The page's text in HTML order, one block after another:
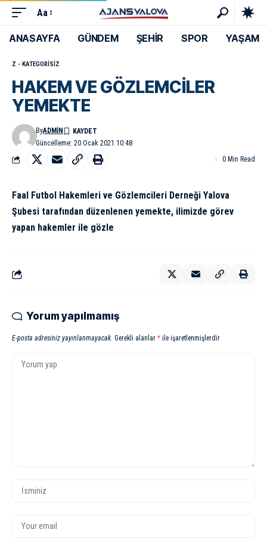
Aa
ANASAYFA GÜNDEM ŞEHİR SPOR YAŞAM
Z - KATEGORISIZ
HAKEM VE GÖZLEMCİLER
YEMEKTE
Güncelleme: 20 Ocak 2021 10:48
ByADMIN
0 Min Read
Faal Futbol Hakemleri ve Gözlemcileri Derneği Yalova
Şubesi tarafından düzenlenen yemekte, ilimizde görev
yapan hakemler ile gözle
Yorum yapılmamış
E-posta adresiniz yayınlanmayacak. Gerekli alanlar * ile işaretlenmişlerdir